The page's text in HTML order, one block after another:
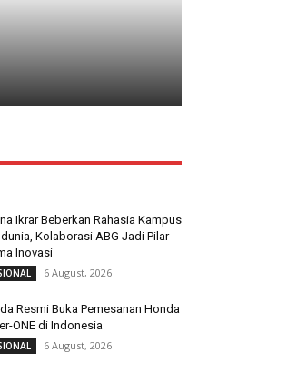
dengan
Ikrar Beberkan Rahasia Kampus
Kolaborasi ABG Jadi Pilar
Inovasi
6 August, 2026
Resmi Buka Pemesanan Honda
ONE di Indonesia
6 August, 2026